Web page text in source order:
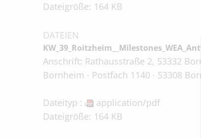
Dateigröße: 164 KB
DATEIEN
Anschrift: Rathausstraße 2, 53332
Bornheim · Postfach 1140 · 53308
Dateityp :
application/pdf
Dateigröße: 164 KB